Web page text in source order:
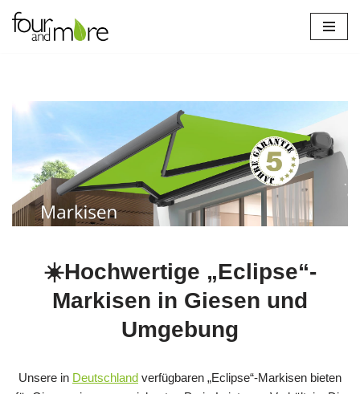
Zum
☀️Hochwertige „Eclipse“-
Markisen in Giesen und
Umgebung
Unsere in Deutschland verfügbaren „Eclipse“-Markisen bieten